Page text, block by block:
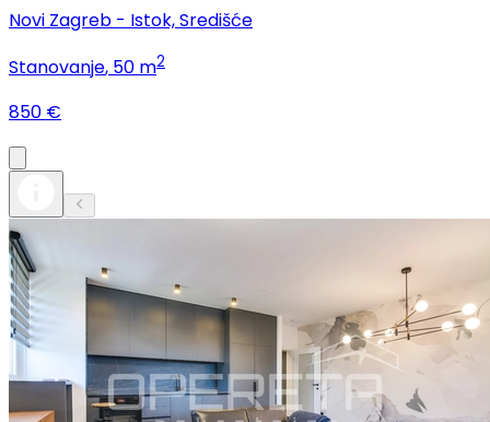
Novi Zagreb - Istok, Središće
Stanovanje, 50 m2
850 €